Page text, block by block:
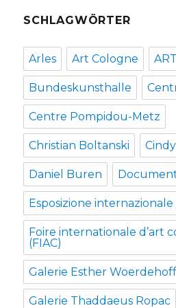
SCHLAGWÖRTER
Arles Art Cologne
Bundeskunsthalle
Centre Pompidou-Metz
Christian Boltanski
Daniel Buren
Esposizione
Foire internationale d’art
(FIAC)
Galerie Esther Woerdehoff
Galerie Thaddaeus Ropac